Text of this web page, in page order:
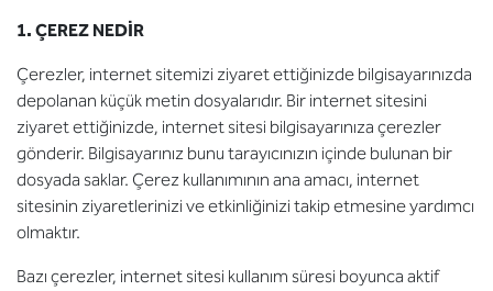
1. ÇEREZ NEDİR
Çerezler, internet sitemizi ziyaret ettiğinizde bilgisayarınızda
depolanan küçük metin dosyalarıdır. Bir internet sitesini
ziyaret ettiğinizde, internet sitesi bilgisayarınıza çerezler
gönderir. Bilgisayarınız bunu tarayıcınızın içinde bulunan bir
dosyada saklar. Çerez kullanımının ana amacı, internet
sitesinin ziyaretlerinizi ve etkinliğinizi takip etmesine yardımcı
olmaktır.
Bazı çerezler, internet sitesi kullanım süresi boyunca aktif